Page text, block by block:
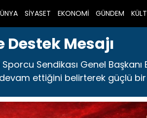
SİYASET EKONOMİ GÜNDEM
Destek Mesajı
Sendikası Genel
devam ettiğini belirterek güçlü